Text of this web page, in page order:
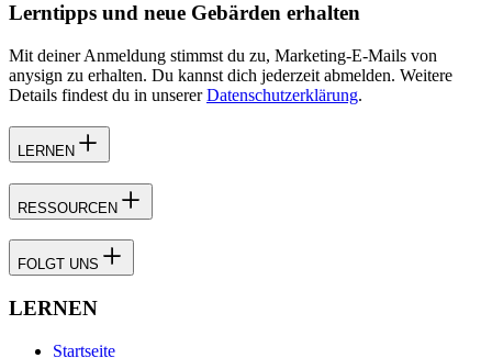
Lerntipps und neue Gebärden erhalten
Mit deiner Anmeldung stimmst du zu, Marketing-E-Mails von
anysign zu erhalten. Du kannst dich jederzeit abmelden. Weitere
Details findest du in unserer Datenschutzerklärung.
LERNEN
RESSOURCEN
FOLGT UNS
LERNEN
Startseite